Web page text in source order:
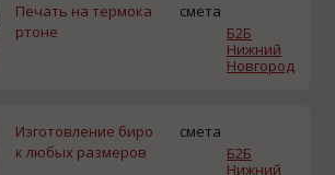
Печать на термока
ртоне
смета
Б2Б
Нижний
Новгород
Изготовление биро
к любых размеров
смета
Б2Б
Нижний